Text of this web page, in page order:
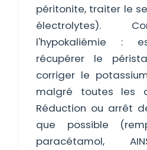
péritonite, traiter le
électrolytes).
l'hypokaliémie :
récupérer le
corriger le
malgré toutes les
Réduction ou arrêt
que possible
paracétamol,